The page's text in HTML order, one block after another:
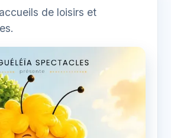
de loisirs et